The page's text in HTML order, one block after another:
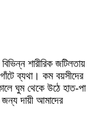
শারীরিক জটিলতায়
ব্যথা। কম বয়সীদের
ঘুম থেকে উঠে হাত-পা
দায়ী আমাদের